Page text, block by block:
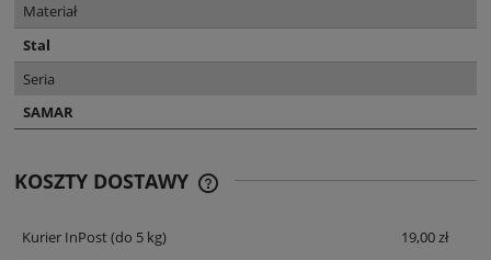
Materiał
Stal
Seria
SAMAR
KOSZTY DOSTAWY
Kurier InPost(do 5 kg) 19,00 zł